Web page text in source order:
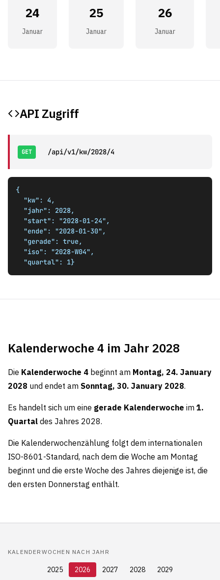
24
Januar
25
Januar
26
Januar
API Zugriff
GET /api/v1/kw/2028/4
{
  "quartal": 1}
Kalenderwoche 4 im Jahr 2028
Die Kalenderwoche 4 beginnt am Montag, 24. January
2028 und endet am Sonntag, 30. January 2028.
Es handelt sich um eine gerade Kalenderwoche im 1.
Quartal des Jahres 2028.
Die Kalenderwochenzählung folgt dem internationalen
ISO-8601-Standard, nach dem die Woche am Montag
beginnt und die erste Woche des Jahres diejenige ist, die
den ersten Donnerstag enthält.
KALENDERWOCHEN NACH JAHR
2025 2026 2027 2028 2029